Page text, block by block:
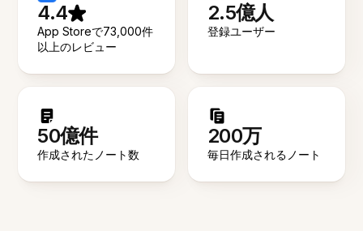
4.4
App Storeで73,000件
以上のレビュー
2.5億人
登録ユーザー
50億件
作成されたノート数
200万
毎日作成されるノート